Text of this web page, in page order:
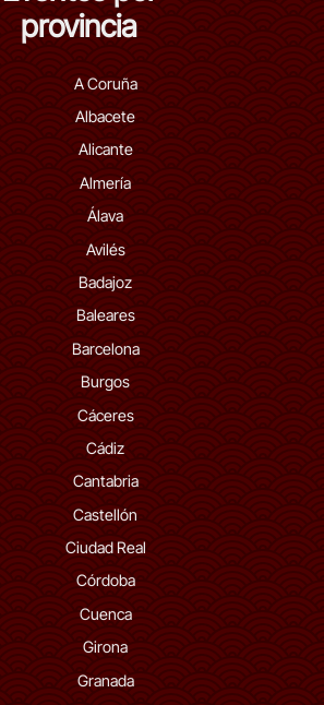
provincia
A Coruña
Albacete
Alicante
Almería
Álava
Avilés
Badajoz
Baleares
Barcelona
Burgos
Cáceres
Cádiz
Cantabria
Castellón
Ciudad Real
Córdoba
Cuenca
Girona
Granada